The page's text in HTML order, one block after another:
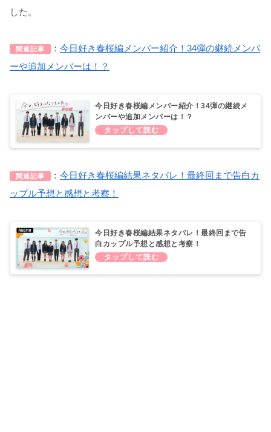
した。
関連記事 ： 今日好き春桜編メンバー紹介！34弾の継続メンバ
ーや追加メンバーは！？
今日好き春桜編メンバー紹介！34弾の継続メ
ンバーや追加メンバーは！？
関連記事 ： 今日好き春桜編結果ネタバレ！最終回まで告白カ
ップル予想と感想と考察！
今日好き春桜編結果ネタバレ！最終回まで告
白カップル予想と感想と考察！